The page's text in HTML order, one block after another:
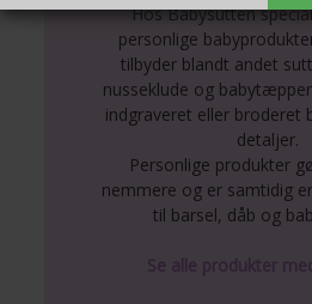
Hos Babysutten
personlige
tilbyder blandt andet
nusseklude og
indgraveret eller broderet
detaljer.
Personlige produkter
nemmere og er samtidig
til barsel, dåb og
Se alle produkter